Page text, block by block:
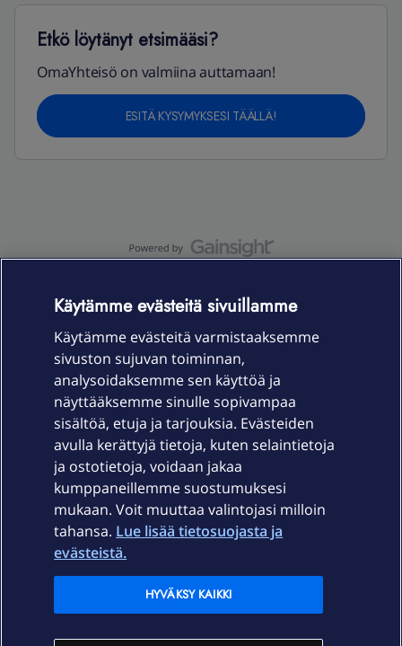
Etkö löytänyt etsimääsi?
OmaYhteisö on valmiina auttamaan!
ESITÄ KYSYMYKSESI TÄÄLLÄ!
Laitteet & liittymät
Palvelut
Ajankohtaista
Elisa Oyj
In English
Käytämme evästeitä sivuillamme
Käytämme evästeitä varmistaaksemme
sivuston sujuvan toiminnan,
analysoidaksemme sen käyttöä ja
näyttääksemme sinulle sopivampaa
sisältöä, etuja ja tarjouksia. Evästeiden
avulla kerättyjä tietoja, kuten selaintietoja
ja ostotietoja, voidaan jakaa
kumppaneillemme suostumuksesi
mukaan. Voit muuttaa valintojasi milloin
tahansa. Lue lisää tietosuojasta ja
evästeistä.
HYVÄKSY KAIKKI